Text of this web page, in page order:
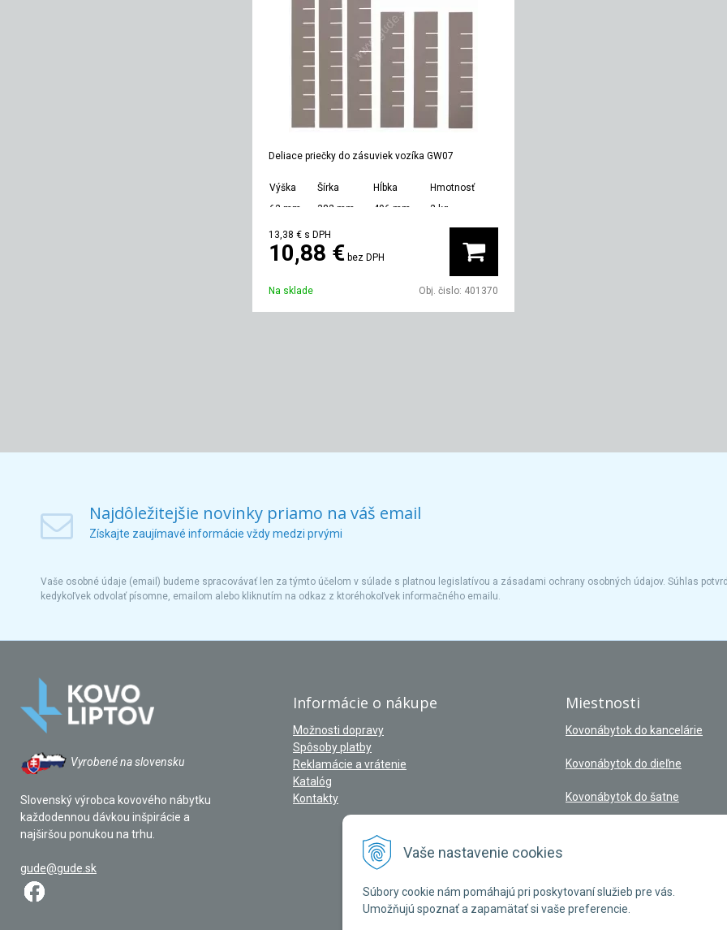
Vaše nastavenie cookies
Súbory cookie nám pomáhajú pri poskytovaní služieb pre vás.
Umožňujú spoznať a zapamätať si vaše preferencie.
Deliace priečky do zásuviek vozíka GW07
Výška Šírka Hĺbka
Hmotnosť
62 mm
382 mm 496 mm 2 kg
13,38 € s DPH
10,88 € bez DPH
Na sklade Obj. čislo: 401370
Najdôležitejšie novinky priamo na váš email
Získajte zaujímavé informácie vždy medzi prvými
Vaše osobné údaje (email) budeme spracovávať len za týmto účelom v súlade s platnou legislatívou a zásadami ochrany osobných údajov. Súhlas
kedykoľvek odvolať písomne, emailom alebo kliknutím na odkaz z ktoréhokoľvek informačného emailu.
Vyrobené na slovensku
Slovenský výrobca kovového nábytku
každodennou dávkou inšpirácie a
najširšou ponukou na trhu.
gude@gude.sk
Informácie o nákupe
Možnosti dopravy
Spôsoby platby
Reklamácie a vrátenie
Katalóg
Kontakty
Miestnosti
Kovonábytok do kancelárie
Kovonábytok do dieľne
Kovonábytok do šatne